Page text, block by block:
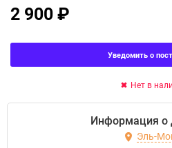
2 900₽
Уведомить о
Нет в
Информация о
Эль-